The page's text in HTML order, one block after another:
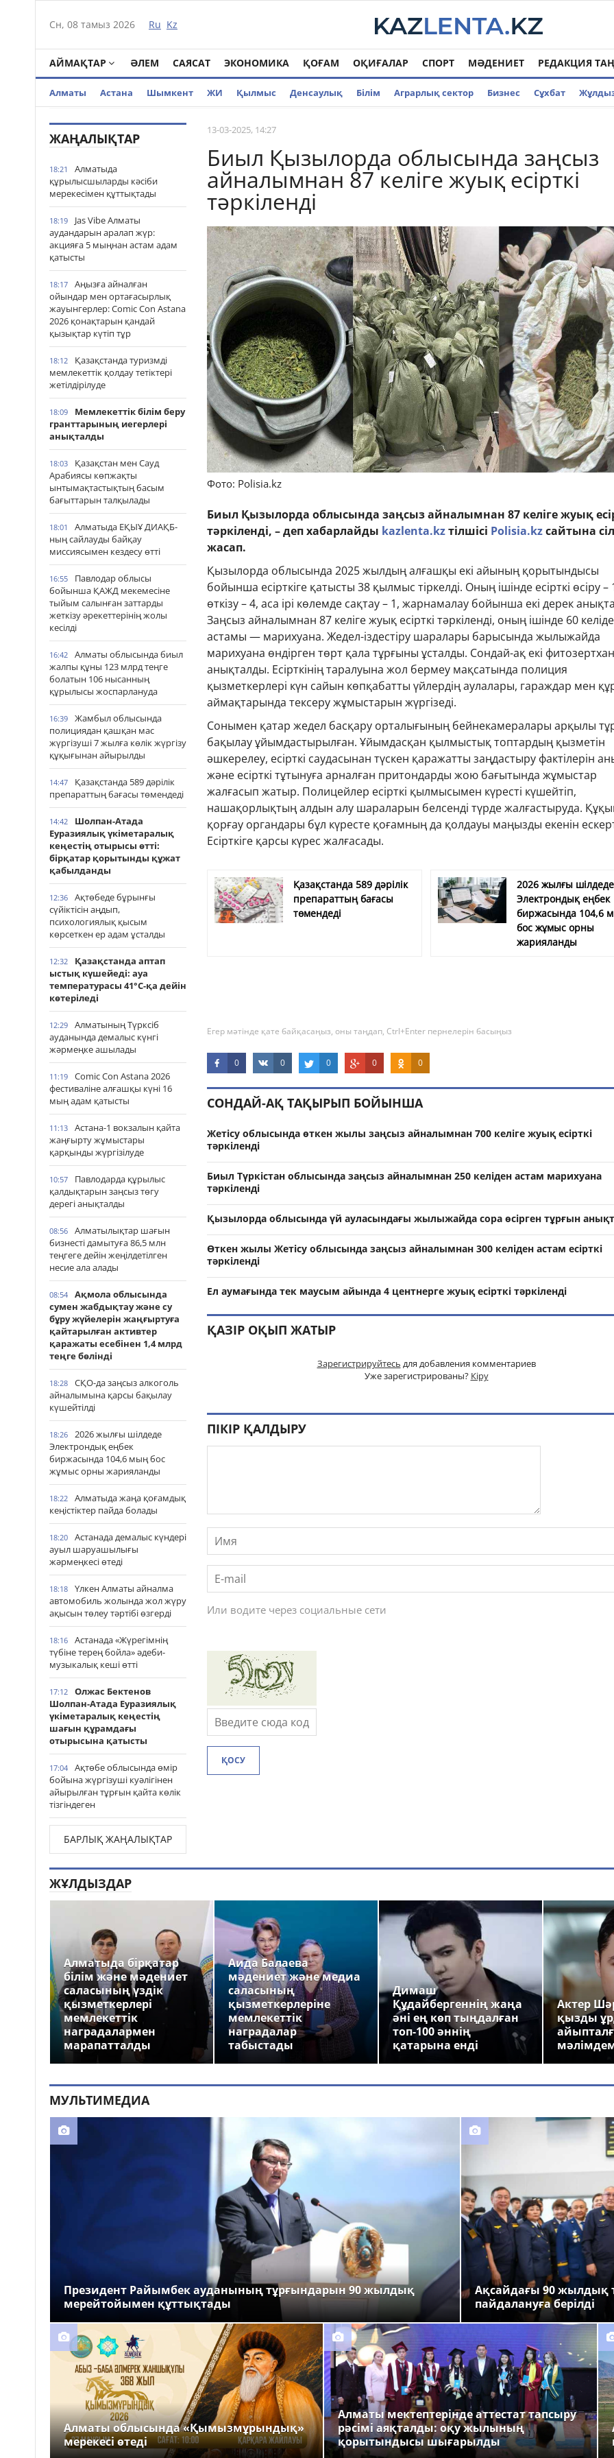
Сн, 08 тамыз 2026 Ru Kz
АЙМАҚТАР ӘЛЕМ САЯСАТ ЭКОНОМИКА ҚОҒАМ ОҚИҒАЛАР СПОРТ МӘДЕНИЕТ РЕДАКЦИЯ
Алматы Астана Шымкент ЖИ Қылмыс Денсаулық Білім Аграрлық сектор Бизнес Cұхбат
ЖАҢАЛЫҚТАР
18:21
Алматыда
құрылысшыларды кәсіби
мерекесімен құттықтады
18:19
Jas Vibe Алматы
аудандарын аралап жүр:
акцияға 5 мыңнан астам адам
қатысты
18:17
Аңызға айналған
ойындар мен ортағасырлық
жауынгерлер: Comic Con Astana
2026 қонақтарын қандай
қызықтар күтіп тұр
18:12
Қазақстанда туризмді
мемлекеттік қолдау тетіктері
жетілдірілуде
18:09
Мемлекеттік білім беру
гранттарының иегерлері
анықталды
18:03
Қазақстан мен Сауд
Арабиясы көпжақты
ынтымақтастықтың басым
бағыттарын талқылады
18:01
Алматыда ЕҚЫҰ ДИАҚБ-
ның сайлауды байқау
миссиясымен кездесу өтті
16:55
Павлодар облысы
бойынша ҚАЖД мекемесіне
тыйым салынған заттарды
жеткізу әрекеттерінің жолы
кесілді
16:42
Алматы облысында биыл
жалпы құны 123 млрд теңге
болатын 106 нысанның
құрылысы жоспарлануда
16:39
Жамбыл облысында
полициядан қашқан мас
жүргізуші 7 жылға көлік жүргізу
құқығынан айырылды
14:47
Қазақстанда 589 дәрілік
препараттың бағасы төмендеді
14:42
Шолпан-Атада
Еуразиялық үкіметаралық
кеңестің отырысы өтті:
бірқатар қорытынды құжат
қабылданды
12:36
Ақтөбеде бұрынғы
сүйіктісін аңдып,
психологиялық қысым
көрсеткен ер адам ұсталды
12:32
Қазақстанда аптап
ыстық күшейеді: ауа
температурасы 41°С-қа дейін
көтеріледі
12:29
Алматының Түрксіб
ауданында демалыс күнгі
жәрмеңке ашылады
11:19
Comic Con Astana 2026
фестиваліне алғашқы күні 16
мың адам қатысты
11:13
Астана-1 вокзалын қайта
жаңғырту жұмыстары
қарқынды жүргізілуде
10:57
Павлодарда құрылыс
қалдықтарын заңсыз төгу
дерегі анықталды
08:56
Алматылықтар шағын
бизнесті дамытуға 86,5 млн
теңгеге дейін жеңілдетілген
несие ала алады
08:54
Ақмола облысында
сумен жабдықтау және су
бұру жүйелерін жаңғыртуға
қайтарылған активтер
қаражаты есебінен 1,4 млрд
теңге бөлінді
18:28
СҚО-да заңсыз алкоголь
айналымына қарсы бақылау
күшейтілді
18:26
2026 жылғы шілдеде
Электрондық еңбек
биржасында 104,6 мың бос
жұмыс орны жарияланды
18:22
Алматыда жаңа қоғамдық
кеңістіктер пайда болады
18:20
Астанада демалыс күндері
ауыл шаруашылығы
жәрмеңкесі өтеді
18:18
Үлкен Алматы айналма
автомобиль жолында жол жүру
ақысын төлеу тәртібі өзгерді
18:16
Астанада «Жүрегімнің
түбіне терең бойла» әдеби-
музыкалық кеші өтті
17:12
Олжас Бектенов
Шолпан-Атада Еуразиялық
үкіметаралық кеңестің
шағын құрамдағы
отырысына қатысты
17:04
Ақтөбе облысында өмір
бойына жүргізуші куәлігінен
айырылған тұрғын қайта көлік
тізгіндеген
БАРЛЫҚ ЖАҢАЛЫҚТАР
13-03-2025, 14:27
Биыл Қызылорда облысында заңсыз
айналымнан 87 келіге жуық есірткі
тәркіленді
Фото: Polisia.kz
Биыл Қызылорда облысында заңсыз айналымнан 87 келіге жуық
тәркіленді, – деп хабарлайды kazlenta.kzтілшісі Polisia.kzсайтына
жасап.
Қызылорда облысында 2025 жылдың алғашқы екі айының қорытындысы
бойынша есірткіге қатысты 38 қылмыс тіркелді. Оның ішінде есірткі өсіру –
өткізу – 4, аса ірі көлемде сақтау – 1, жарнамалау бойынша екі дерек
Заңсыз айналымнан 87 келіге жуық есірткі тәркіленді, оның ішінде 60
астамы — марихуана. Жедел-іздестіру шаралары барысында жылыжайда
марихуана өндірген төрт қала тұрғыны ұсталды. Сондай-ақ екі
анықталды. Есірткінің таралуына жол бермеу мақсатында полиция
қызметкерлері күн сайын көпқабатты үйлердің аулалары, гараждар мен
аймақтарында тексеру жұмыстарын жүргізеді.
Сонымен қатар жедел басқару орталығының бейнекамералары арқылы
бақылау ұйымдастырылған. Ұйымдасқан қылмыстық топтардың қызметін
әшкерелеу, есірткі саудасынан түскен қаражатты заңдастыру фактілерін
және есірткі тұтынуға арналған притондарды жою бағытында жұмыстар
жалғасып жатыр. Полицейлер есірткі қылмысымен күресті күшейтіп,
нашақорлықтың алдын алу шараларын белсенді түрде жалғастыруда.
қорғау органдары бұл күресте қоғамның да қолдауы маңызды екенін
Есірткіге қарсы күрес жалғасады.
Қазақстанда 589 дәрілік
препараттың бағасы
төмендеді
2026 жылғы шілдеде
Электрондық еңбек
биржасында 104,6
бос жұмыс орны
жарияланды
Егер мәтінде қате байқасаңыз, оны таңдап, Ctrl+Enter пернелерін басыңыз
0 0 0 0 0
СОНДАЙ-АҚ ТАҚЫРЫП БОЙЫНША
Жетісу облысында өткен жылы заңсыз айналымнан 700 келіге жуық есірткі
тәркіленді
Биыл Түркістан облысында заңсыз айналымнан 250 келіден астам марихуана
тәркіленді
Қызылорда облысында үй ауласындағы жылыжайда сора өсірген тұрғын
Өткен жылы Жетісу облысында заңсыз айналымнан 300 келіден астам есірткі
тәркіленді
Ел аумағында тек маусым айында 4 центнерге жуық есірткі тәркіленді
ҚАЗІР ОҚЫП ЖАТЫР
Зарегистрируйтесь для добавления комментариев
Уже зарегистрированы? Кіру
ПІКІР ҚАЛДЫРУ
Или водите через социальные сети
ҚОСУ
ЖҰЛДЫЗДАР
Алматыда бірқатар
білім және мәдениет
саласының үздік
қызметкерлері
мемлекеттік
наградалармен
марапатталды
Аида Балаева
мәдениет және медиа
саласының
қызметкерлеріне
мемлекеттік
наградалар
табыстады
Димаш
Құдайбергеннің жаңа
әні ең көп тыңдалған
топ-100 әннің
қатарына енді
Актер
қызды
МУЛЬТИМЕДИА
Президент Райымбек ауданының тұрғындарын 90 жылдық
мерейтойымен құттықтады
Ақсайдағы 90 жылдық
пайдалануға берілді
Алматы облысында «Қымызмұрындық»
мерекесі өтеді
Алматы мектептерінде аттестат тапсыру
рәсімі аяқталды: оқу жылының
қорытындысы шығарылды